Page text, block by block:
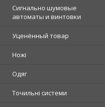
Сигнально шумовые
автоматы и винтовки
Уценённый товар
Ножі
Одяг
Точильні системи